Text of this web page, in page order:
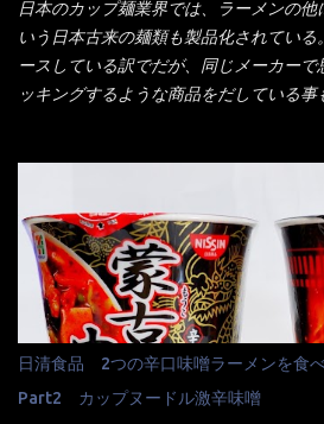
消えていった。 タッチパネルのやつ、
のヤロー！ 待つ事暫し・・・10分は越
来ました。 こちらが本日のサラメシ【
く行きましたねぇ～ だからタイ料理屋
いた）が料理に必ず付いてきたもので
スでは・・・それは無いね！残念だ～
プで、タイ料理をどの様に再現して提
だなぁ～ 因みにガパオ＝ホーリーバジ
キンが多く豚や牛もあります。 肉は挽
く、粗挽きの肉になるんです。 それに現
焼きが本来です。 今回はほぼ全熟の目
日本のカップ麺業界では、ラーメンの
いう日本古来の麺類も製品化されてい
ースしている訳でだが、同じメーカー
ッキングするような商品をだしている事
ている訳で何故に敢えて本商品をリリー
格は、緑のたぬきの実売は108円位で、
でした。 殆ど変わらないじゃないか！
メーカーHPから情報を得てみた。 ■原
て居ない物質を赤色） ☆緑のたぬき 油
造)、そば粉、植物油脂、植物性たん白
かやく(小えびてんぷら、 かまぼこ )、
ょうゆ、魚介エキス、たん白加水分解物
日清食品 2つの辛口味噌ラーメンを食
Part2 カップヌードル激辛味噌